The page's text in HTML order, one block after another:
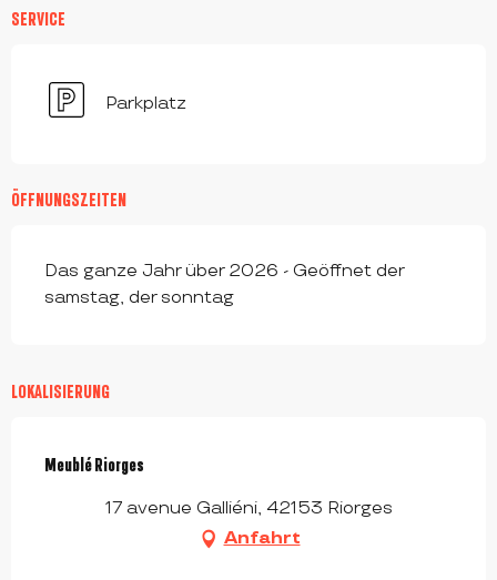
SERVICE
Parkplatz
ÖFFNUNGSZEITEN
Das ganze Jahr über 2026 - Geöffnet der
samstag, der sonntag
LOKALISIERUNG
Meublé Riorges
17 avenue Galliéni, 42153 Riorges
Anfahrt